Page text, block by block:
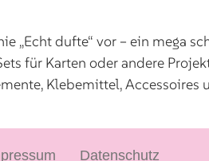
„Echt dufte“ vor – ein mega
für Karten oder andere
Klebemittel, Accessoires
Datenschutz